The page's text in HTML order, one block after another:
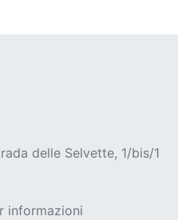
delle Selvette, 1/bis/1
informazioni